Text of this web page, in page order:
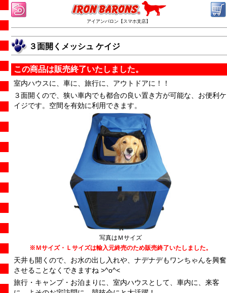
アイアンバロン【スマホ支店】
３面開くメッシュ ケイジ
この商品は販売終了いたしました。
室内ハウスに、車に、旅行に、アウトドアに！！
３面開くので、狭い車内でも都合の良い置き方が可能な、お便利ケ
イジです。空間を有効に利用できます。
写真はＭサイズ
※Ｍサイズ・Ｌサイズは輸入元終売のため販売終了いたしました。
天井も開くので、お水の出し入れや、ナデナデもワンちゃんを興奮
させることなくできますね >^o^<
旅行・キャンプ・お泊まりに、室内ハウスとして、車内に、来客